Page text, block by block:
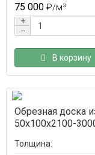
75 000 ₽/м³
+
−
В корзину
Обрезная доска
50x100x2100-
Толщина: